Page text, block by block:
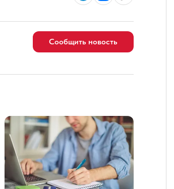
Сообщить новость